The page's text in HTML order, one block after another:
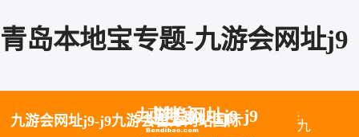
青岛本地宝专题-九游会网址j9
九游会网址j9-j9九游会官方网站国际 九
九游会网址j9-j9